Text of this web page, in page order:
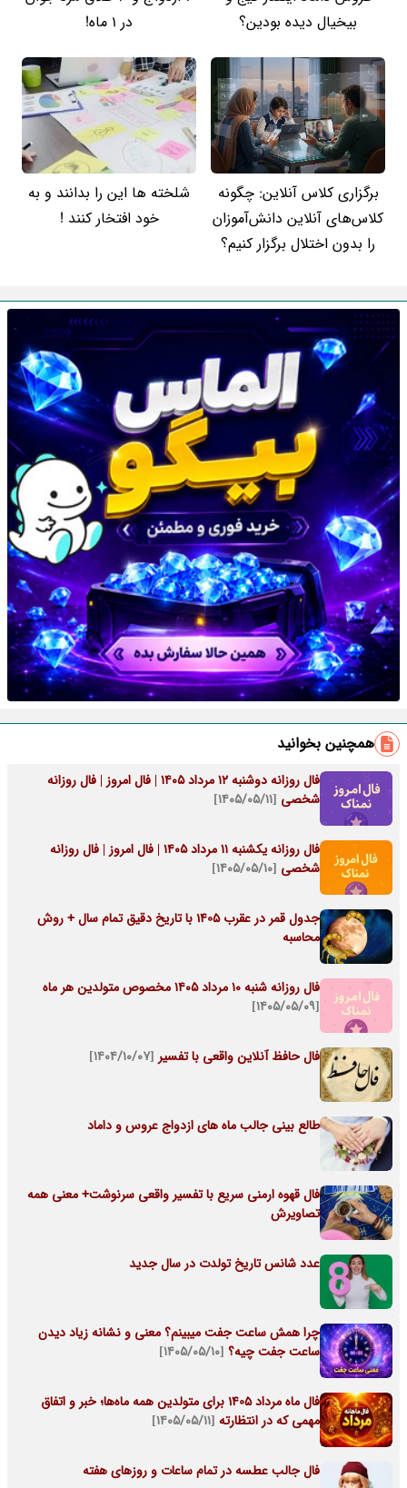
بیخیال دیده بودین؟
در 1 ماه!
برگزاری کلاس آنلاین: چگونه
کلاس‌های آنلاین دانش‌آموزان
را بدون اختلال برگزار کنیم؟
شلخته ها این را بدانند و به
خود افتخار کنند !
همچنین بخوانید
فال روزانه دوشنبه ۱۲ مرداد ۱۴۰۵ | فال امروز | فال روزانه
شخصی [۱۴۰۵/۰۵/۱۱]
فال روزانه یکشنبه ۱۱ مرداد ۱۴۰۵ | فال امروز | فال روزانه
شخصی [۱۴۰۵/۰۵/۱۰]
جدول قمر در عقرب 1405 با تاریخ دقیق تمام سال + روش
محاسبه
فال روزانه شنبه ۱۰ مرداد ۱۴۰۵ مخصوص متولدین هر ماه
[۱۴۰۵/۰۵/۰۹]
فال حافظ آنلاین واقعی با تفسیر [۱۴۰۴/۱۰/۰۷]
طالع بینی جالب ماه های ازدواج عروس و داماد
فال قهوه ارمنی سریع با تفسیر واقعی سرنوشت+ معنی همه
تصاویرش
عدد شانس تاریخ تولدت در سال جدید
چرا همش ساعت جفت میبینم؟ معنی و نشانه زیاد دیدن
ساعت جفت چیه؟ [۱۴۰۵/۰۵/۱۰]
فال ماه مرداد 1405 برای متولدین همه ماه‌ها؛ خبر و اتفاق
مهمی که در انتظارته [۱۴۰۵/۰۵/۱۱]
فال جالب عطسه در تمام ساعات و روزهای هفته